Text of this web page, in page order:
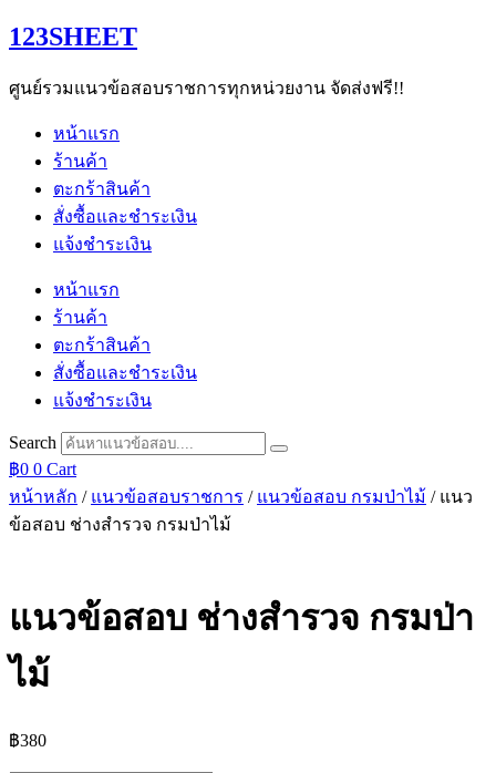
Skip
to
123SHEET
ศูนย์รวมแนวข้อสอบราชการทุกหน่วยงาน จัดส่งฟรี!!
หน้าแรก
ร้านค้า
ตะกร้าสินค้า
สั่งซื้อและชำระเงิน
แจ้งชำระเงิน
หน้าแรก
ร้านค้า
ตะกร้าสินค้า
สั่งซื้อและชำระเงิน
แจ้งชำระเงิน
Search
฿0 0 Cart
หน้าหลัก / แนวข้อสอบราชการ / แนวข้อสอบ กรมป่าไม้ / แนว
ข้อสอบ ช่างสำรวจ กรมป่าไม้
แนวข้อสอบ ช่างสำรวจ กรมป่า
ไม้
฿380